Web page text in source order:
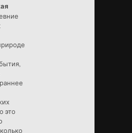
это